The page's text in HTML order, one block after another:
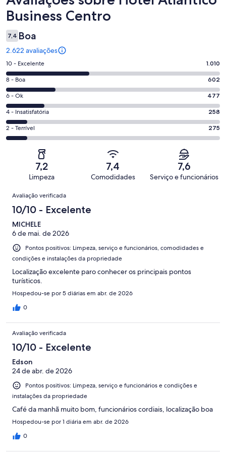
Business Centro
7,4 Boa
2.622 avaliações
Nota
10
-
Excelente.
1010
de
2622
avaliações
10 - Excelente 1.010
Nota
8
-
Boa.
602
de
avaliações
8 - Boa 602
Nota
6
-
Ok.
477
avaliações
6 - Ok 477
Nota
4
-
4 - Insatisfatória 258
Nota
2
2622
2 - Terrível 275
7,2
Limpeza
7,4
Comodidades
7,6
Serviço e funcionários
Avaliações
Avaliação verificada
10/10 - Excelente
MICHELE
6 de mai. de 2026
Pontos positivos: Limpeza, serviço e funcionários, comodidades e
condições e instalações da propriedade
Localização excelente paro conhecer os principais pontos
turísticos.
Hospedou-se por 5 diárias em abr. de 2026
0
Avaliação verificada
10/10 - Excelente
Edson
24 de abr. de 2026
Pontos positivos: Limpeza, serviço e funcionários e condições e
instalações da propriedade
Café da manhã muito bom, funcionários cordiais, localização boa
Hospedou-se por 1 diária em abr. de 2026
0